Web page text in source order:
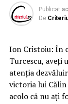
Publicat
De
Ion Cristoiu: În
Turcescu, aveți
atenția
victoria lui Călin
acolo că nu ați